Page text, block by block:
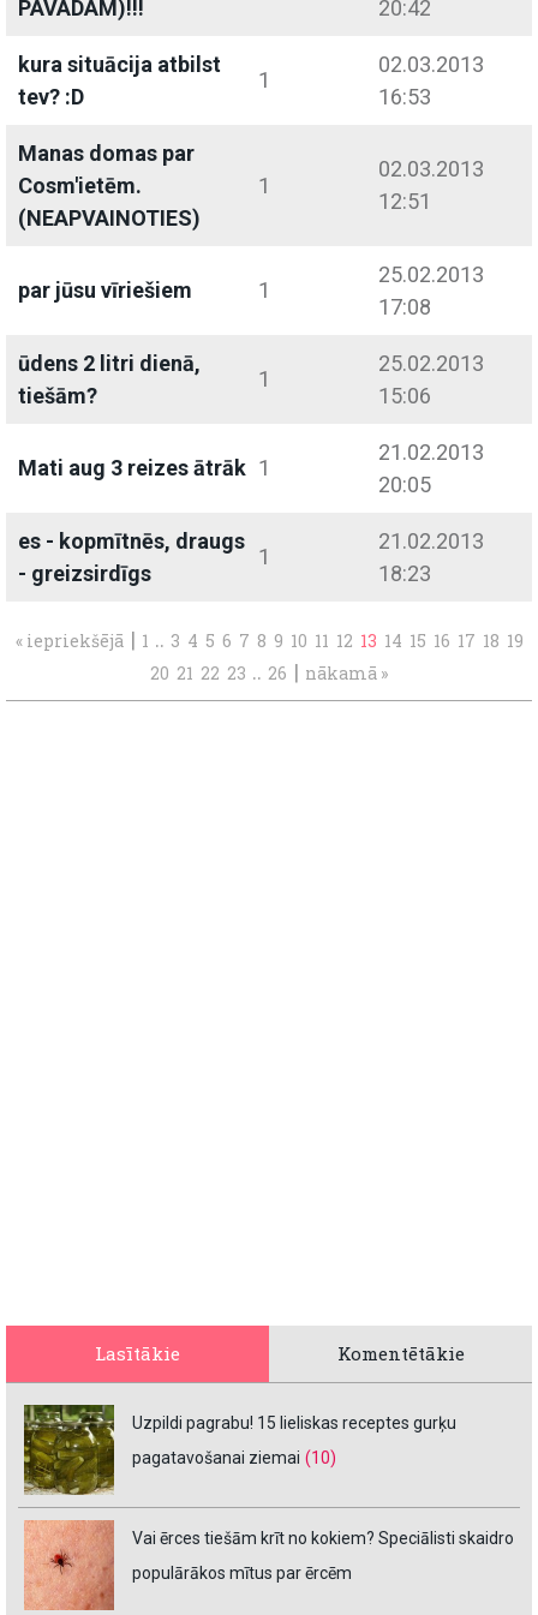
PAVADAM)!!! 20:42
kura situācija atbilst
tev? :D
1
02.03.2013
16:53
Manas domas par
Cosm'ietēm.
(NEAPVAINOTIES)
1
02.03.2013
12:51
par jūsu vīriešiem 1
25.02.2013
17:08
ūdens 2 litri dienā,
tiešām?
1
25.02.2013
15:06
Mati aug 3 reizes ātrāk 1
21.02.2013
20:05
es - kopmītnēs, draugs
- greizsirdīgs
1
21.02.2013
18:23
« iepriekšējā | 1 .. 3 4 5 6 7 8 9 10 11 12 13 14 15 16 17 18 19
20 21 22 23 .. 26 | nākamā »
Lasītākie Komentētākie
Uzpildi pagrabu! 15 lieliskas receptes gurķu
pagatavošanai ziemai (10)
Vai ērces tiešām krīt no kokiem? Speciālisti skaidro
populārākos mītus par ērcēm